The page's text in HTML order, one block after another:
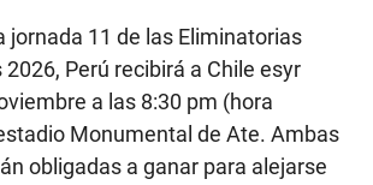
jornada 11 de las Eliminatorias
Perú recibirá a Chile esyr
a las 8:30 pm (hora
Monumental de Ate. Ambas
obligadas a ganar para alejarse